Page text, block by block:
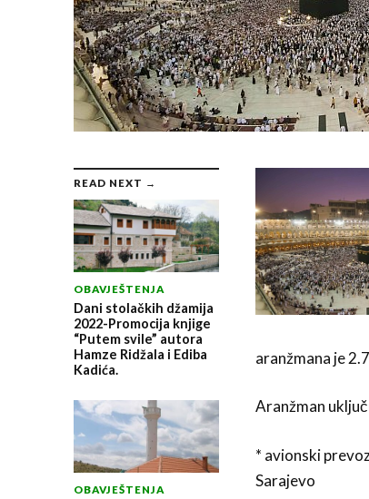
READ NEXT →
OBAVJEŠTENJA
Dani stolačkih džamija
2022-Promocija knjige
“Putem svile” autora
Hamze Ridžala i Ediba
Kadića.
OBAVJEŠTENJA
aranžmana je
Aranžman
* avionski
Sarajevo